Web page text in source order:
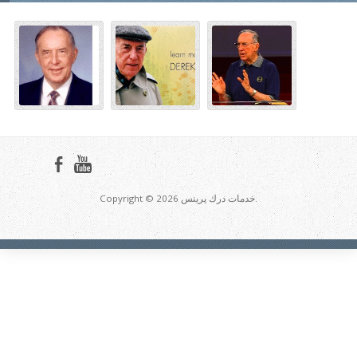
Copyright © 2026 خدمات درك پرينس.